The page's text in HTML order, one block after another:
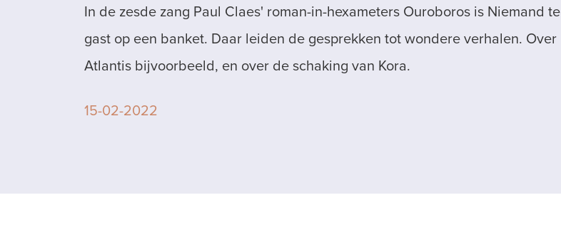
In de zesde zang Paul Claes' roman-in-hexameters Ouroboros is Niemand te
gast op een banket. Daar leiden de gesprekken tot wondere verhalen. Over
Atlantis bijvoorbeeld, en over de schaking van Kora.
15-02-2022